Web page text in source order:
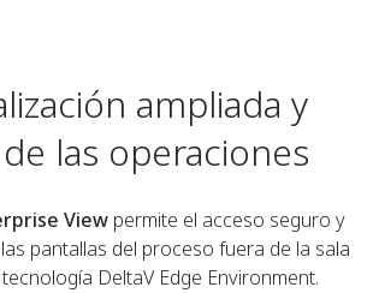
ampliada y
las operaciones
View permite el acceso seguro y
pantallas del proceso fuera de la sala
DeltaV Edge Environment.